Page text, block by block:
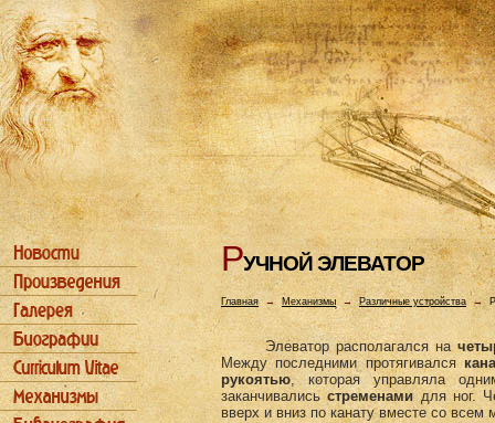
РУЧHОЙ ЭЛЕВАТОР
Главная→ Механизмы →Различные устройства →
Элеватор располагался на
Между последними протягивался
рукоятью, которая управляла
заканчивалисьстременамидля ног.
вверх и вниз по канату вместе со всем